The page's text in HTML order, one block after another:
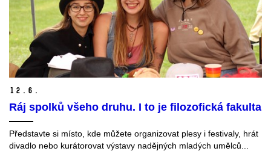
12. 6.
Ráj spolků všeho druhu. I to je filozofická fakulta
Představte si místo, kde můžete organizovat plesy i festivaly, hrát
divadlo nebo kurátorovat výstavy nadějných mladých umělců...